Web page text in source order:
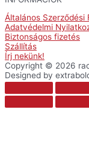
Általános Szerződési
Adatvédelmi
Biztonságos fizetés
Szállítás
Írj nekünk!
Copyright © 2026
Designed by